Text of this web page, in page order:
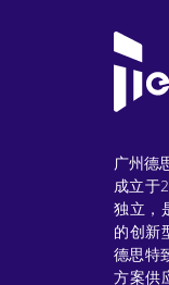
广州德
成立于
独立，
的创新
德思特
方案供